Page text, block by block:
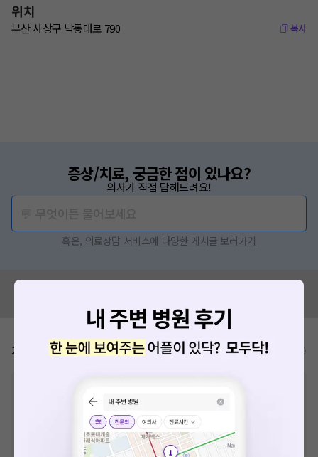
위치
부산 사상구 낙동대로 790 복사
증상/치료, 궁금한 점이 있나요?
의사가 직접 답해드려요!
혹은, 의료상담 서비스에 다양한 게시글 보러가기
가격표 비급여/급여 진료란?
한 가격은 해당 의료기관에 직접 문의해주세요.
급여 항목의 경우,
격입니다. (진료와 연관된 복합적인 비용이 추가되어, 병원마다 금액이 다르게
산정될 수 있는 점 참고 바랍니다.)
※ 이벤트가, 할인가는
VAT 포함